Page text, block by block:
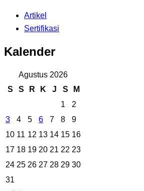
Artikel
Sertifikasi
Kalender
Agustus 2026
S
S R K J S
M
1
2
3
4 5 6 7 8
9
10 11 12 13 14 15 16
17 18 19 20 21 22 23
24 25 26 27 28 29 30
31